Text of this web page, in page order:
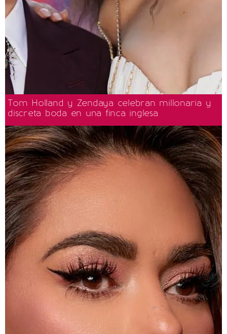
Tom Holland y Zendaya celebran millonaria y
discreta boda en una finca inglesa